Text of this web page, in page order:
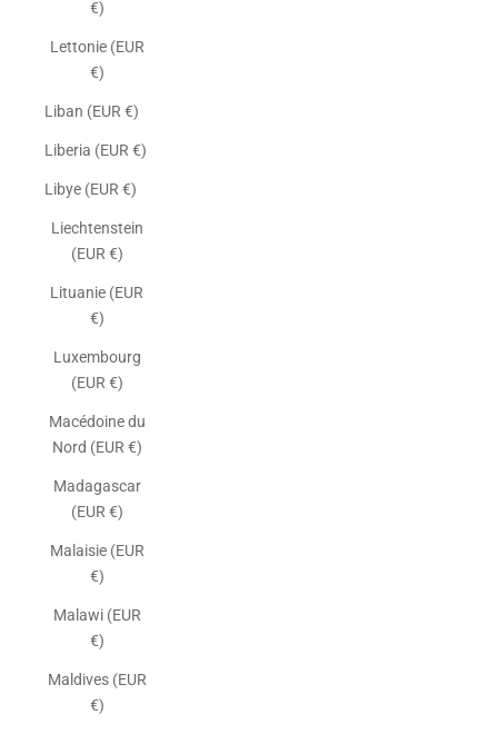
€)
Lettonie (EUR
€)
Liban (EUR €)
Liberia (EUR €)
Libye (EUR €)
Liechtenstein
(EUR €)
Lituanie (EUR
€)
Luxembourg
(EUR €)
Macédoine du
Nord (EUR €)
Madagascar
(EUR €)
Malaisie (EUR
€)
Malawi (EUR
€)
Maldives (EUR
€)